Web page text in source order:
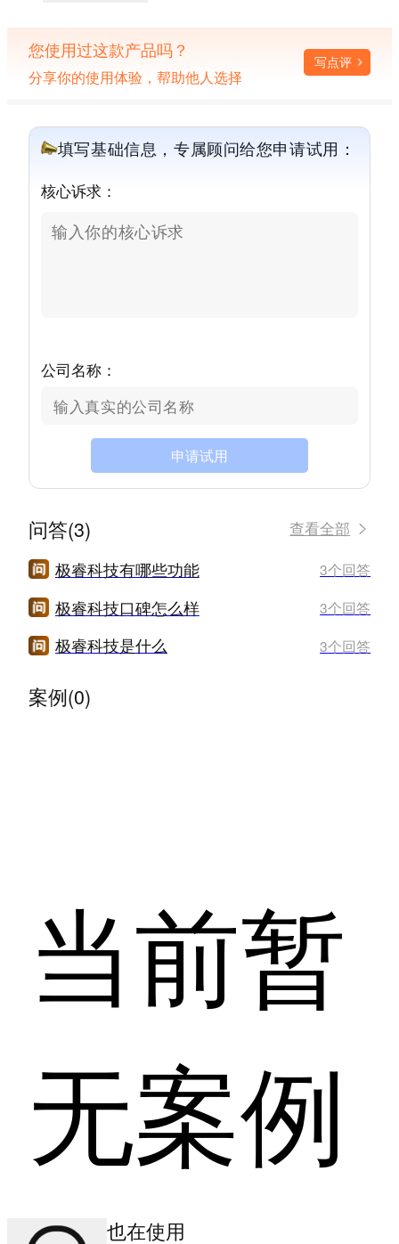
您使用过这款产品吗？
分享你的使用体验，帮助他人选择
写点评
填写基础信息，专属顾问给您申请试用：
核心诉求：
公司名称：
申请试用
问答(3) 查看全部
极睿科技有哪些功能 3个回答
极睿科技口碑怎么样 3个回答
极睿科技是什么 3个回答
案例(0)
当前暂
无案例
其他商户也在使用